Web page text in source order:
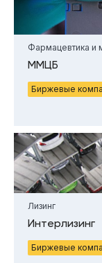
Фармацевтика и
ММЦБ
Биржевые
Лизинг
Интерлизинг
Биржевые